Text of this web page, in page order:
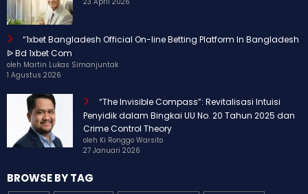
23 April 2026
“1xbet Bangladesh Official On-line Betting Platform In Bangladesh
ᐉ Bd 1xbet Com
oleh Martin Lukas Simanjuntak
1 Agustus 2026
“The Invisible Compass”: Revitalisasi Intuisi
Penyidik dalam Bingkai UU No. 20 Tahun 2025 dan
Crime Control Theory
oleh Ki Ronggo Warsito
27 Januari 2026
BROWSE BY TAG